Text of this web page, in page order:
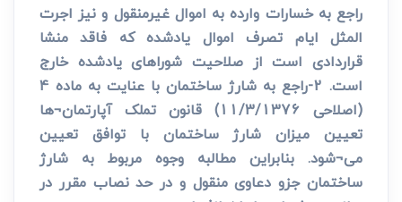
راجع به خسارات وارده به اموال غیرمنقول و نیز اجرت
المثل ایام تصرف اموال یادشده که فاقد منشا
قراردادی است از صلاحیت شوراهای یادشده خارج
است. 2-راجع به شارژ ساختمان با عنایت به ماده 4
(اصلاحی 11/3/1376) قانون تملک آپارتمان¬ها
تعیین میزان شارژ ساختمان با توافق تعیین
می¬شود. بنابراین مطالبه وجوه مربوط به شارژ
ساختمان جزو دعاوی منقول و در حد نصاب مقرر در